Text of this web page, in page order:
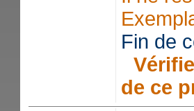
Fin de
de ce